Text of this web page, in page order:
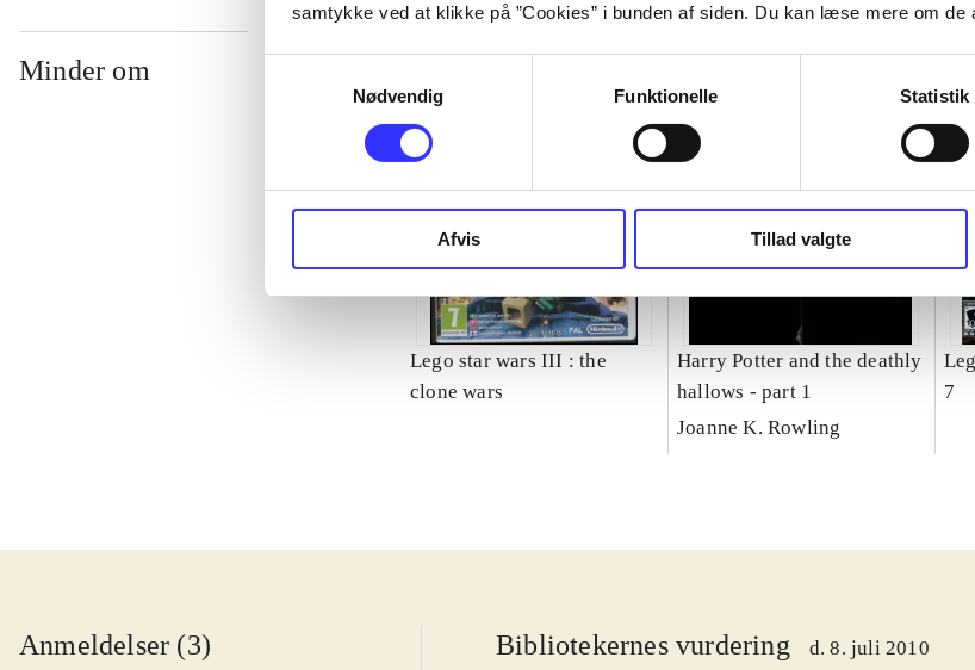
samtykke ved at klikke på ”Cookies” i bunden af siden. Du kan læse mere om de
Nødvendig
Funktionelle Statistik
Afvis Tillad valgte
Minder om
Lego star wars III : the
clone wars
Harry Potter and the deathly
hallows - part 1
Joanne K. Rowling
7
Anmeldelser (3) Bibliotekernes vurdering d. 8. juli 2010